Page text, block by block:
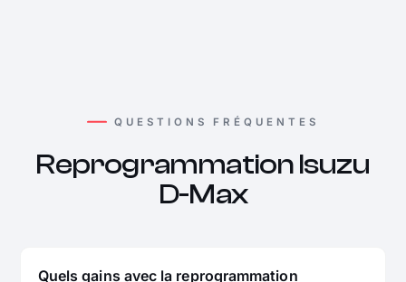
QUESTIONS FRÉQUENTES
Reprogrammation Isuzu
D-Max
Quels gains avec la reprogrammation